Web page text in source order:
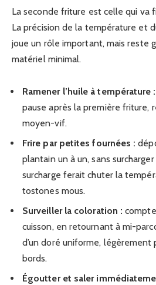
La seconde friture est celle qui va
La précision de la température et
joue un rôle important, mais reste
matériel minimal.
Ramener l’huile à température :
pause après la première friture,
moyen-vif.
Frire par petites fournées :
plantain un à un, sans
surcharge ferait chuter la
tostones mous.
Surveiller la coloration :
cuisson, en retournant à mi-
d’un doré uniforme, légèrement
bords.
Égoutter et saler